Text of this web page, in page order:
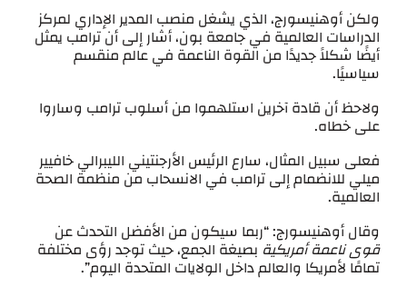
ولكن أوهنيسورج، الذي يشغل منصب المدير الإداري لمركز
الدراسات العالمية في جامعة بون، أشار إلى أن ترامب يمثل
أيضًا شكلاً جديدًا من القوة الناعمة في عالم منقسم
سياسيًا.
ولاحظ أن قادة آخرين استلهموا من أسلوب ترامب وساروا
على خطاه.
فعلى سبيل المثال، سارع الرئيس الأرجنتيني الليبرالي خافيير
ميلي للانضمام إلى ترامب في الانسحاب من منظمة الصحة
العالمية.
وقال أوهنيسورج: “ربما سيكون من الأفضل التحدث عن
قوى ناعمة أمريكية بصيغة الجمع، حيث توجد رؤى مختلفة
تمامًا لأمريكا والعالم داخل الولايات المتحدة اليوم”.